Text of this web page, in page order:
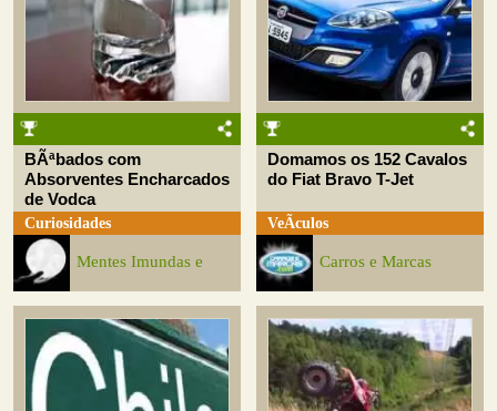
BÃªbados com
Absorventes Encharcados
de Vodca
Curiosidades
Mentes Imundas e
Domamos os 152 Cavalos
do Fiat Bravo T-Jet
VeÃ­culos
Carros e Marcas